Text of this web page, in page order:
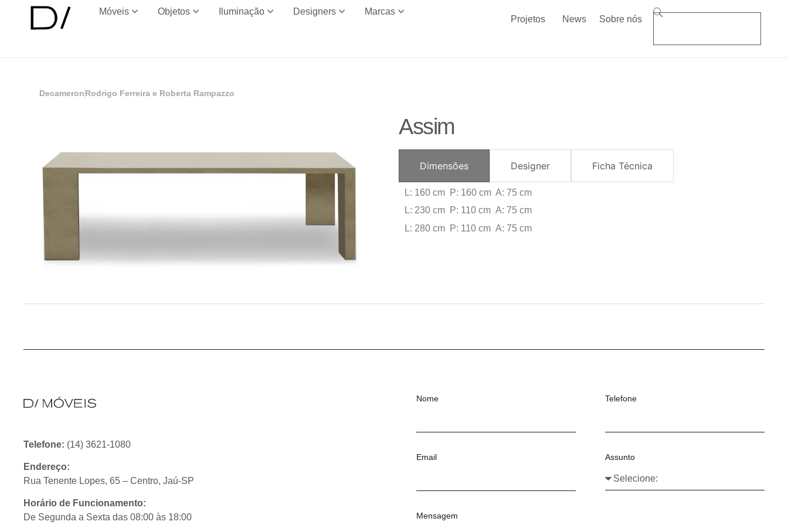
Móveis Objetos Iluminação Designers Marcas
Projetos News Sobre nós
DecameronRodrigo Ferreira e Roberta Rampazzo
Assim
Dimensões Designer Ficha Técnica
L: 160 cm P: 160 cm A: 75 cm
L: 230 cm P: 110 cm A: 75 cm
L: 280 cm P: 110 cm A: 75 cm
Telefone: (14) 3621-1080
Endereço:
Rua Tenente Lopes, 65 – Centro, Jaú-SP
Horário de Funcionamento:
De Segunda a Sexta das 08:00 às 18:00
Nome Telefone
Email Assunto
Mensagem